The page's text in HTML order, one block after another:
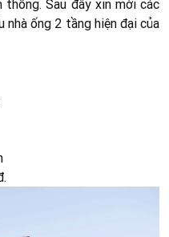
thống. Sau đây xin mời các
ống 2 tầng hiện đại của